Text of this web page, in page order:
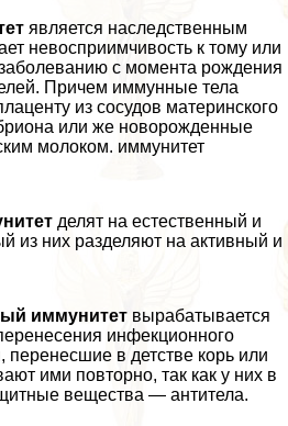
является наследственным
невосприимчивость к тому или
с момента рождения
Причем иммунные тела
из сосудов материнского
или же новорожденные
молоком. иммунитет
делят на естественный и
из них разделяют на активный и
иммунитет выpaбатывается
инфекционного
перенесшие в детстве корь или
ими повторно, так как у них в
вещества — антитела.